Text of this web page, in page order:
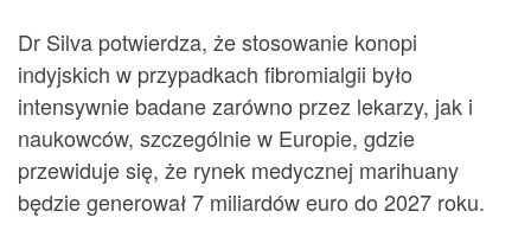
Dr Silva potwierdza, że stosowanie konopi
indyjskich w przypadkach fibromialgii było
intensywnie badane zarówno przez lekarzy, jak i
naukowców, szczególnie w Europie, gdzie
przewiduje się, że rynek medycznej marihuany
będzie generował 7 miliardów euro do 2027 roku.